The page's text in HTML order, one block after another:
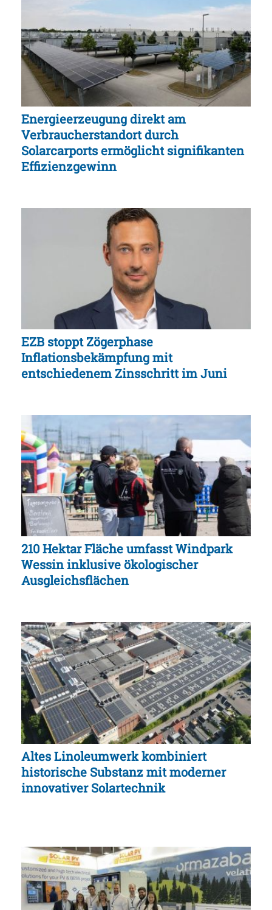
Energieerzeugung direkt am
Verbraucherstandort durch
Solarcarports ermöglicht signifikanten
Effizienzgewinn
EZB stoppt Zögerphase
Inflationsbekämpfung mit
entschiedenem Zinsschritt im Juni
210 Hektar Fläche umfasst Windpark
Wessin inklusive ökologischer
Ausgleichsflächen
Altes Linoleumwerk kombiniert
historische Substanz mit moderner
innovativer Solartechnik